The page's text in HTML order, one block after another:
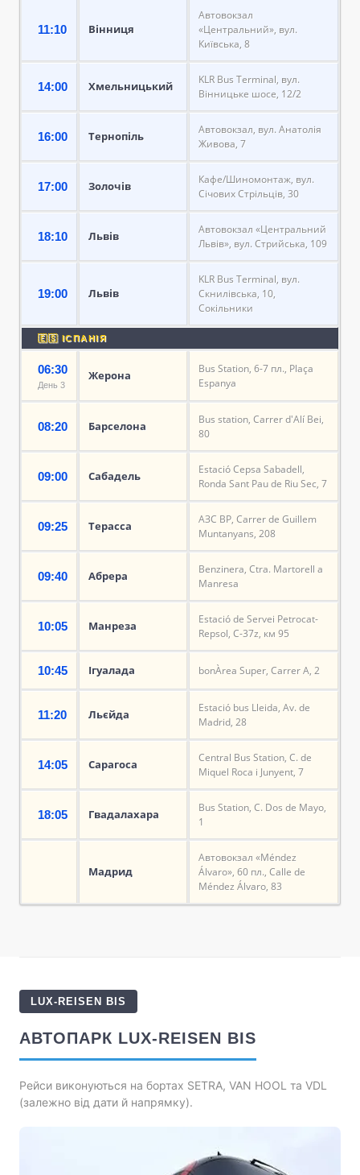
11:10 Вінниця
Автовокзал
«Центральний», вул.
Київська, 8
14:00 Хмельницький
KLR Bus Terminal, вул.
Вінницьке шосе, 12/2
16:00 Тернопіль
Автовокзал, вул. Анатолія
Живова, 7
17:00 Золочів
Кафе/Шиномонтаж, вул.
Січових Стрільців, 30
18:10 Львів
Автовокзал «Центральний
Львів», вул. Стрийська, 109
19:00 Львів
KLR Bus Terminal, вул.
Скнилівська, 10,
Сокільники
🇪🇸 ІСПАНІЯ
06:30
День 3
Жерона
Bus Station, 6-7 пл., Plaça
Espanya
08:20 Барселона
Bus station, Carrer d'Alí Bei,
80
09:00 Сабадель
Estació Cepsa Sabadell,
Ronda Sant Pau de Riu Sec, 7
09:25 Терасса
АЗС BP, Carrer de Guillem
Muntanyans, 208
09:40 Абрера
Benzinera, Ctra. Martorell a
Manresa
10:05 Манреза
Estació de Servei Petrocat-
Repsol, C-37z, км 95
10:45 Ігуалада bonÀrea Super, Carrer A, 2
11:20 Льєйда
Estació bus Lleida, Av. de
Madrid, 28
14:05 Сарагоса
Central Bus Station, C. de
Miquel Roca i Junyent, 7
18:05 Гвадалахара
Bus Station, C. Dos de Mayo,
1
Мадрид
Автовокзал «Méndez
Álvaro», 60 пл., Calle de
Méndez Álvaro, 83
LUX-REISEN BIS
АВТОПАРК LUX-REISEN BIS
Рейси виконуються на бортах SETRA, VAN HOOL та VDL
(залежно від дати й напрямку).